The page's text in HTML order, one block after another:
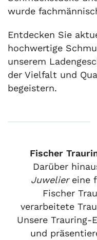
wurde
Entdecken Sie
hochwertige
unserem
der Vielfalt und
begeistern.
Fischer
Darüber
Juweliereine
Fischer
verarbeitete
Unsere Trauring-
und